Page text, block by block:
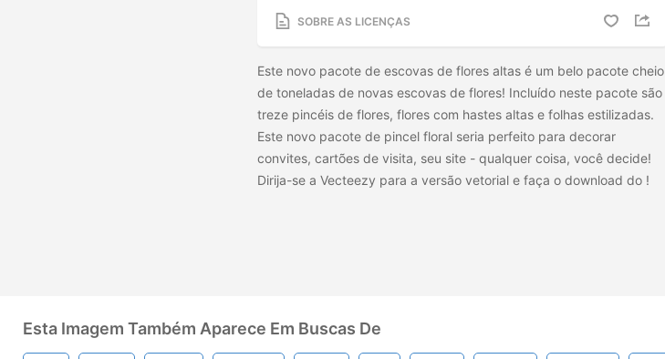
SOBRE AS LICENÇAS
Este novo pacote de escovas de flores altas é um belo pacote cheio
de toneladas de novas escovas de flores! Incluído neste pacote são
treze pincéis de flores, flores com hastes altas e folhas estilizadas.
Este novo pacote de pincel floral seria perfeito para decorar
convites, cartões de visita, seu site - qualquer coisa, você decide!
Dirija-se a Vecteezy para a versão vetorial e faça o download do !
Esta Imagem Também Aparece Em Buscas De